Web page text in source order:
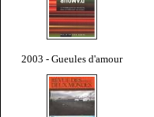
2003 - Gueules d'amour